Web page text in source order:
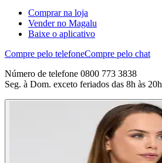
Comprar na loja
Vender no Magalu
Baixe o aplicativo
Compre pelo telefoneCompre pelo chat
Número de telefone 0800 773 3838
Seg. à Dom. exceto feriados das 8h às 20h